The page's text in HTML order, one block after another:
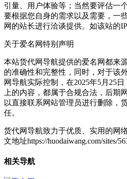
引量、用户体验等；当然要评估一
要根据您自身的需求以及需要，一
网的站长进行洽谈提供。如该站的
关于爱名网特别声明
本站货代网导航提供的爱名网都来
的准确性和完整性，同时，对于该
网导航实际控制，在2025年5月25
上的内容，都属于合规合法，后期
以直接联系网站管理员进行删除，
任。
货代网导航致力于优质、实用的网
文地址https://huodaiwang.com/sites/
相关导航